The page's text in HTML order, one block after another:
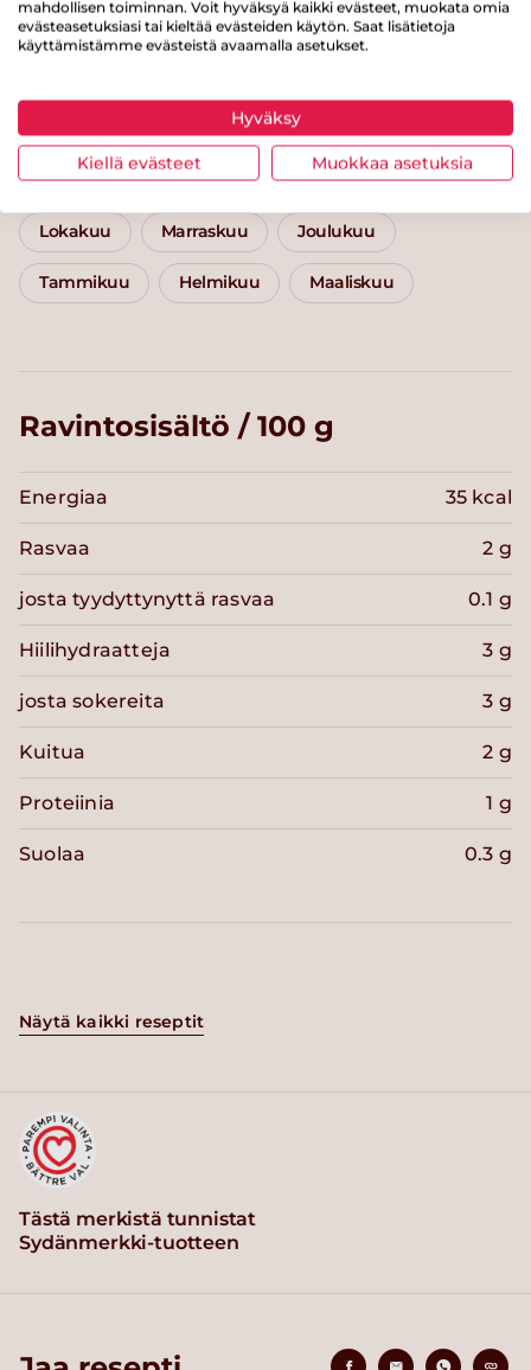
Kategoriat
Helppo arki
Hävikkiruoka haltuun Juurekset Syyskuu
Lokakuu Marraskuu Joulukuu
Tammikuu Helmikuu Maaliskuu
Ravintosisältö / 100 g
Energiaa 35 kcal
Rasvaa 2 g
josta tyydyttynyttä rasvaa 0.1 g
Hiilihydraatteja 3 g
josta sokereita 3 g
Kuitua 2 g
Proteiinia 1 g
Suolaa 0.3 g
Näytä kaikki reseptit
Tästä merkistä tunnistat
Sydänmerkki-tuotteen
mahdollisen toiminnan. Voit hyväksyä kaikki evästeet, muokata omia
evästeasetuksiasi tai kieltää evästeiden käytön. Saat lisätietoja
käyttämistämme evästeistä avaamalla asetukset.
Hyväksy
Kiellä evästeet Muokkaa asetuksia